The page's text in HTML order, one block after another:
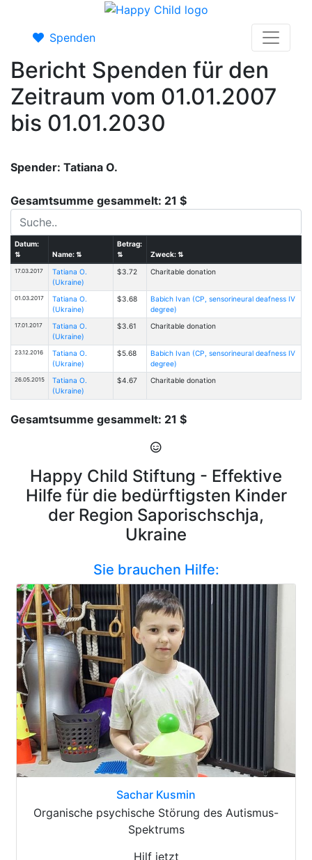
Spenden
Bericht Spenden für den
Zeitraum vom 01.01.2007
bis 01.01.2030
Spender: Tatiana O.
Gesamtsumme gesammelt: 21 $
Datum:
⇅
Name:⇅
Betrag:
⇅
Zweck:⇅
17.03.2017
Tatiana O.
(Ukraine)
$3.72 Charitable donation
01.03.2017
Tatiana O.
(Ukraine)
$3.68
Babich Ivan (CP, sensorineural deafness IV
degree)
17.01.2017
Tatiana O.
(Ukraine)
$3.61 Charitable donation
23.12.2016
Tatiana O.
(Ukraine)
$5.68
Babich Ivan (CP, sensorineural deafness IV
degree)
26.05.2015
Tatiana O.
(Ukraine)
$4.67 Charitable donation
Gesamtsumme gesammelt: 21 $
Happy Child Stiftung - Effektive
Hilfe für die bedürftigsten Kinder
der Region Saporischschja,
Ukraine
Sie brauchen Hilfe:
Sachar Kusmin
Organische psychische Störung des Autismus-
Spektrums
Hilf jetzt